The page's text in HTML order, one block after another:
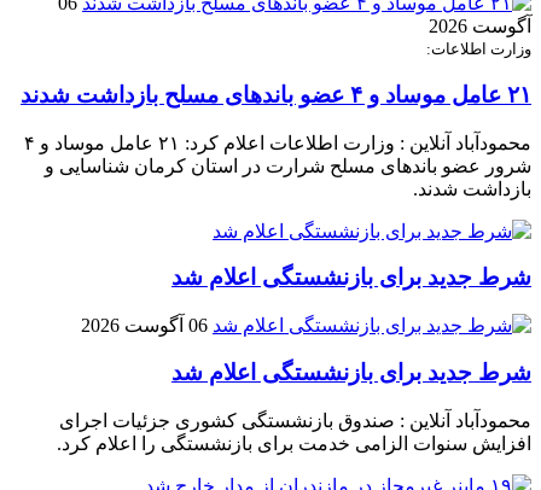
آگوست 2026
وزارت اطلاعات:
۲۱ عامل موساد و ۴ عضو باند‌های مسلح بازداشت شدند
محمودآباد آنلاین : وزارت اطلاعات اعلام کرد: ۲۱ عامل موساد و ۴
شرور عضو باند‌های مسلح شرارت در استان کرمان شناسایی و
بازداشت شدند.
شرط جدید برای بازنشستگی اعلام شد
06 آگوست 2026
شرط جدید برای بازنشستگی اعلام شد
محمودآباد آنلاین : صندوق بازنشستگی کشوری جزئیات اجرای
افزایش سنوات الزامی خدمت برای بازنشستگی را اعلام کرد.